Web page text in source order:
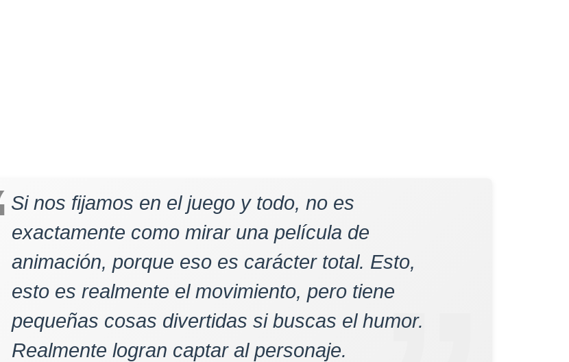
Si nos fijamos en el juego y todo, no es
exactamente como mirar una película de
animación, porque eso es carácter total. Esto,
esto es realmente el movimiento, pero tiene
pequeñas cosas divertidas si buscas el humor.
Realmente logran captar al personaje.